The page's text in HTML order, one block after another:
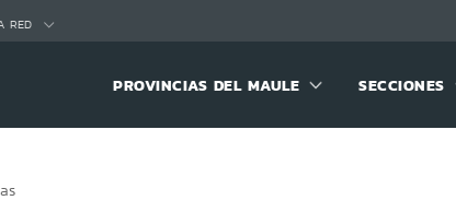
RED
PROVINCIAS DEL MAULE SECCIONES